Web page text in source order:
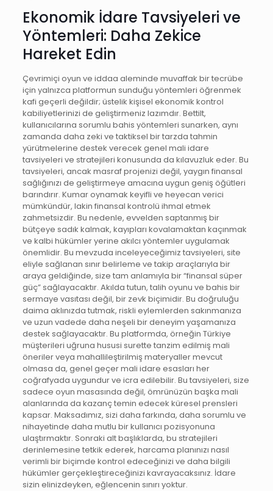
Ekonomik İdare Tavsiyeleri ve
Yöntemleri: Daha Zekice
Hareket Edin
Çevrimiçi oyun ve iddaa aleminde muvaffak bir tecrübe
için yalnızca platformun sunduğu yöntemleri öğrenmek
kafi geçerli değildir; üstelik kişisel ekonomik kontrol
kabiliyetlerinizi de geliştirmeniz lazımdır. Bettilt,
kullanıcılarına sorumlu bahis yöntemleri sunarken, aynı
zamanda daha zeki ve taktiksel bir tarzda tahmin
yürütmelerine destek verecek genel mali idare
tavsiyeleri ve stratejileri konusunda da kılavuzluk eder. Bu
tavsiyeleri, ancak masraf projenizi değil, yaygın finansal
sağlığınızı de geliştirmeye amacına uygun geniş öğütleri
barındırır. Kumar oynamak keyifli ve heyecan verici
mümkündür, lakin finansal kontrolü ihmal etmek
zahmetsizdir. Bu nedenle, evvelden saptanmış bir
bütçeye sadık kalmak, kayıpları kovalamaktan kaçınmak
ve kalbi hükümler yerine akılcı yöntemler uygulamak
önemlidir. Bu mevzuda inceleyeceğimiz tavsiyeleri, site
eliyle sağlanan sınır belirleme ve takip araçlarıyla bir
araya geldiğinde, size tam anlamıyla bir “finansal süper
güç” sağlayacaktır. Akılda tutun, talih oyunu ve bahis bir
sermaye vasıtası değil, bir zevk biçimidir. Bu doğruluğu
daima aklınızda tutmak, riskli eylemlerden sakınmanıza
ve uzun vadede daha neşeli bir deneyim yaşamanıza
destek sağlayacaktır. Bu platformda, örneğin Türkiye
müşterileri uğruna hususi surette tanzim edilmiş mali
öneriler veya mahallileştirilmiş materyaller mevcut
olmasa da, genel geçer mali idare esasları her
coğrafyada uygundur ve icra edilebilir. Bu tavsiyeleri, size
sadece oyun masasında değil, ömrünüzün başka mali
alanlarında da kazanç temin edecek küresel prensleri
kapsar. Maksadımız, sizi daha farkında, daha sorumlu ve
nihayetinde daha mutlu bir kullanıcı pozisyonuna
ulaştırmaktır. Sonraki alt başlıklarda, bu stratejileri
derinlemesine tetkik ederek, harcama planınızı nasıl
verimli bir biçimde kontrol edeceğinizi ve daha bilgili
hükümler gerçekleştireceğinizi kavrayacaksınız. İdare
sizin elinizdeyken, eğlencenin sınırı yoktur.